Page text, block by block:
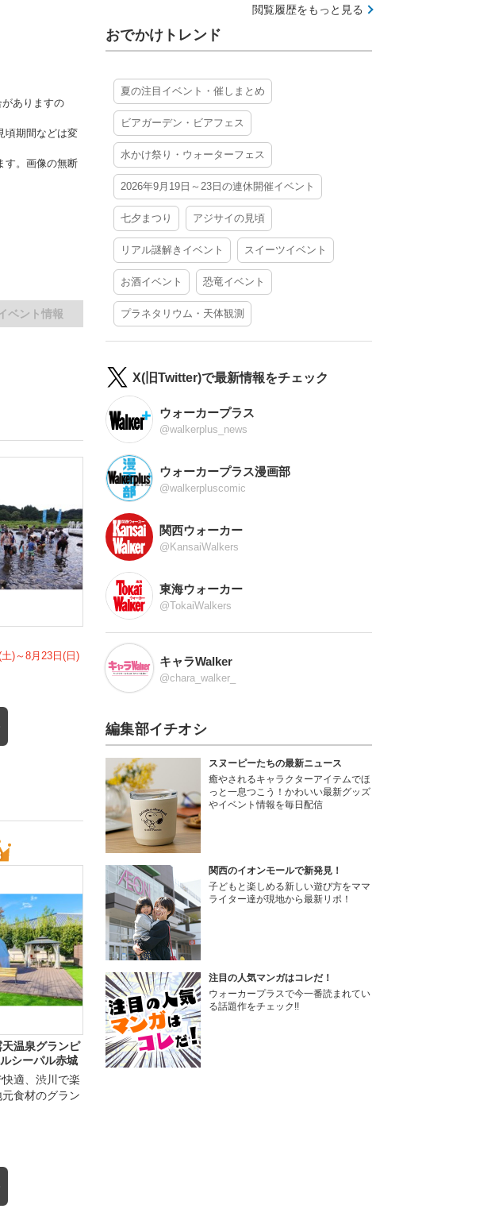
ありますの
頃期間などは変
す。画像の無断
ベント情報
)～8月23日(日)
天温泉グランピ
シーパル赤城
快適、渋川で楽
食材のグラン
閲覧履歴をもっと見る
おでかけトレンド
夏の注目イベント・催しまとめ
ビアガーデン・ビアフェス
水かけ祭り・ウォーターフェス
2026年9月19日～23日の連休開催イベント
七夕まつり アジサイの見頃
リアル謎解きイベント スイーツイベント
お酒イベント 恐竜イベント
プラネタリウム・天体観測
X(旧Twitter)で最新情報をチェック
ウォーカープラス
@walkerplus_news
ウォーカープラス漫画部
@walkerpluscomic
関西ウォーカー
@KansaiWalkers
東海ウォーカー
@TokaiWalkers
キャラWalker
@chara_walker_
編集部イチオシ
スヌーピーたちの最新ニュース
癒やされるキャラクターアイテムでほ
っと一息つこう！かわいい最新グッズ
やイベント情報を毎日配信
関西のイオンモールで新発見！
子どもと楽しめる新しい遊び方をママ
ライター達が現地から最新リポ！
注目の人気マンガはコレだ！
ウォーカープラスで今一番読まれてい
る話題作をチェック!!